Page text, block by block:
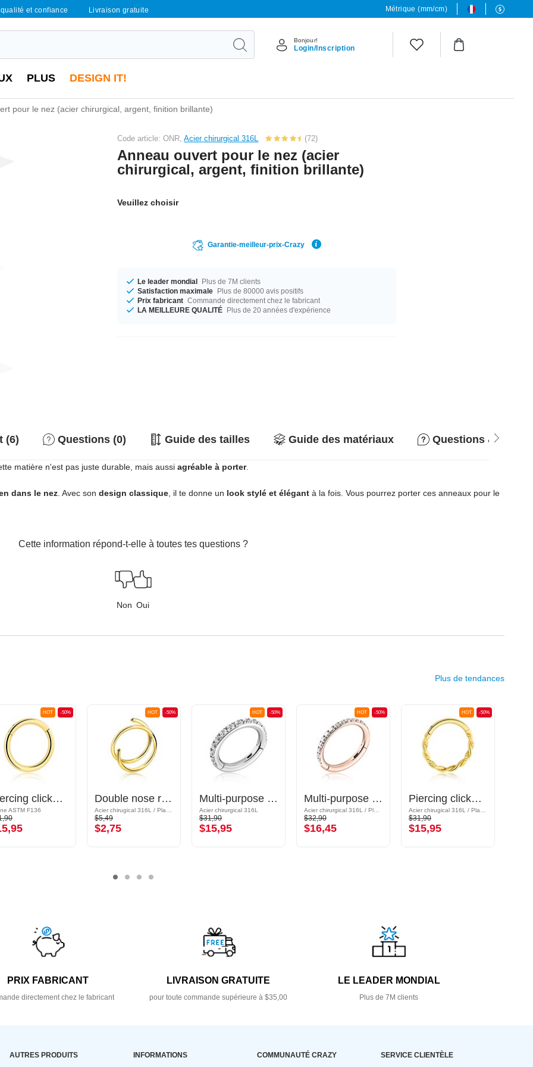
qualité et confiance Livraison gratuite Métrique (mm/cm)
Bonjour!
Login/Inscription
PLUS DESIGN IT!
pour le nez (acier chirurgical, argent, finition brillante)
Code article: ONR,Acier chirurgical 316L (72)
Anneau ouvert pour le nez (acier
chirurgical, argent, finition brillante)
Veuillez choisir
Garantie-meilleur-prix-Crazy
Le leader mondial Plus de 7M clients
Satisfaction maximale Plus de 80000 avis positifs
Prix fabricant Commande directement chez le fabricant
LA MEILLEURE QUALITÉ Plus de 20 années d'expérience
(6) Questions (0) Guide des tailles Guide des matériaux Questions &
matière n'est pas juste durable, mais aussi agréable à porter.
dans le nez . Avec son design classique , il te donne un look stylé et élégant à la fois. Vous pourrez porter ces anneaux pour le
Cette information répond-t-elle à toutes tes questions ?
Non Oui
Plus de tendances
-50%
HOT
Piercing clicker (titane, or, finition brillante)
ASTM F136
-50%
HOT
Double nose ring (surgical steel, gold, shiny finish)
$5,49
$2,75
-50%
HOT
Multi-purpose clicker (acier chirurgical, argent, finition brillante) avec pierres en cristal
Acier chirurgical 316L
$31,90
$15,95
-50%
HOT
Multi-purpose clicker (acier chirurgical, or rosé, finition brillante) avec pierres en cristal
$32,90
$16,45
-50%
HOT
Piercing clicker (acier chirurgical, or, finition brillante)
$31,90
$15,95
PRIX FABRICANT
directement chez le fabricant
LIVRAISON GRATUITE
pour toute commande supérieure à $35,00
LE LEADER MONDIAL
Plus de 7M clients
AUTRES PRODUITS INFORMATIONS COMMUNAUTÉ CRAZY SERVICE CLIENTÈLE